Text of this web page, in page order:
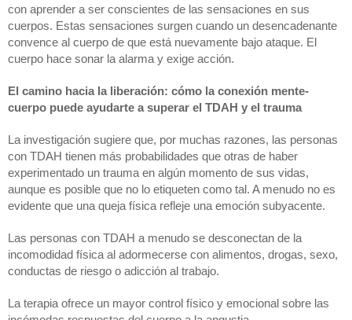
con aprender a ser conscientes de las sensaciones en sus
cuerpos. Estas sensaciones surgen cuando un desencadenante
convence al cuerpo de que está nuevamente bajo ataque. El
cuerpo hace sonar la alarma y exige acción.
El camino hacia la liberación: cómo la conexión mente-
cuerpo puede ayudarte a superar el TDAH y el trauma
La investigación sugiere que, por muchas razones, las personas
con TDAH tienen más probabilidades que otras de haber
experimentado un trauma en algún momento de sus vidas,
aunque es posible que no lo etiqueten como tal. A menudo no es
evidente que una queja física refleje una emoción subyacente.
Las personas con TDAH a menudo se desconectan de la
incomodidad física al adormecerse con alimentos, drogas, sexo,
conductas de riesgo o adicción al trabajo.
La terapia ofrece un mayor control físico y emocional sobre las